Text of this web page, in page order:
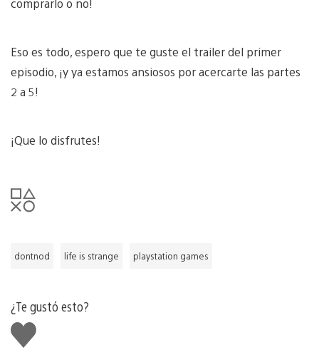
Eso es todo, espero que te guste el trailer del primer
episodio, ¡y ya estamos ansiosos por acercarte las partes
2 a 5!
¡Que lo disfrutes!
dontnod life is strange playstation games
¿Te gustó esto?
Me
gusta